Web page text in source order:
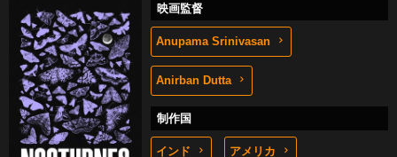
映画監督
Anupama Srinivasan
Anirban Dutta
制作国
インド アメリカ